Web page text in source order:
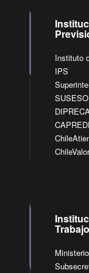
Instituto
IPS
SUSESO
Trabajo